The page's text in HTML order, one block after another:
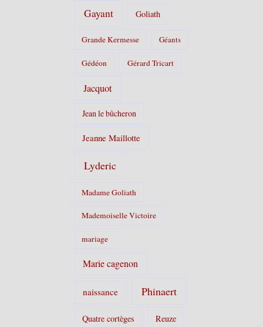
Gayant Goliath
Grande Kermesse Géants
Gédéon Gérard Tricart
Jacquot
Jean le bûcheron
Jeanne Maillotte
Lyderic
Madame Goliath
Mademoiselle Victoire
mariage
Marie cagenon
naissance Phinaert
Quatre cortèges Reuze